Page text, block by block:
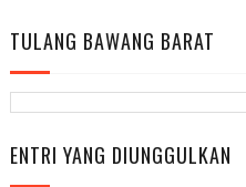
TULANG BAWANG BARAT
ENTRI YANG DIUNGGULKAN